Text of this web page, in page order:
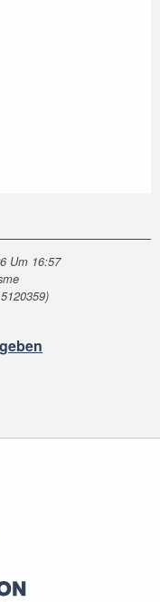
Um 16:57
5120359)